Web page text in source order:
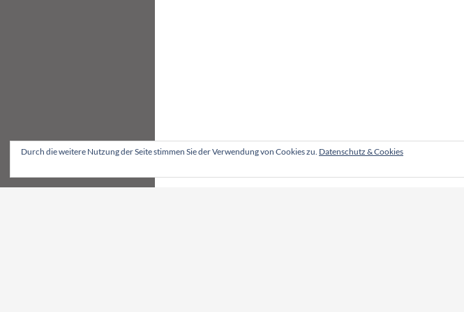
Durch die weitere Nutzung der Seite stimmen Sie der Verwendung von Cookies zu. Datenschutz & Cookies